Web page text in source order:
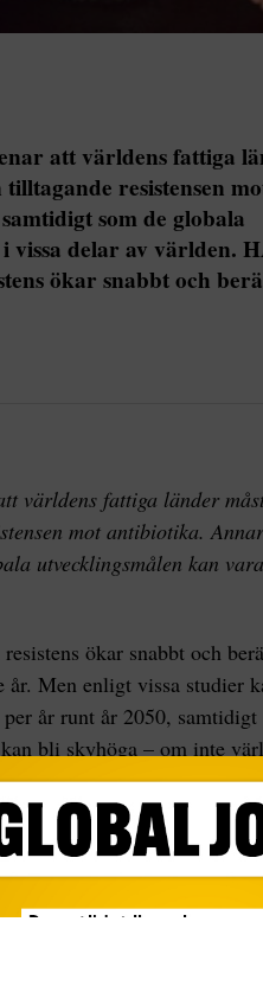
att världens fattiga
resistensen
som de globala
vissa delar av världen.
ökar snabbt och
världens fattiga länder
mot antibiotika.
utvecklingsmålen kan
ökar snabbt och
Men enligt vissa studier
år runt år 2050, samtidigt
bli skyhöga – om inte
med en oansvarig
vilket i sin tur lett till att
fall har tillgängliga